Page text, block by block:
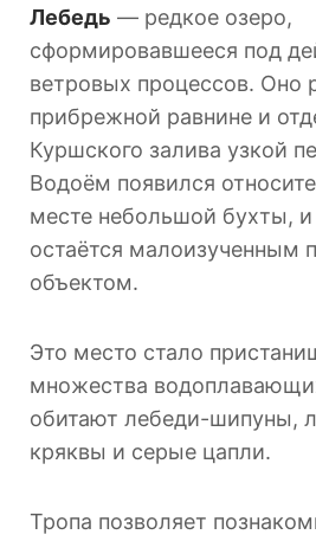
Лебедь — редкое озеро,
сформировавшееся под
ветровых процессов. Оно
прибрежной равнине и
Куршского залива узкой
Водоём появился
месте небольшой бухты,
остаётся малоизученным
объектом.
Это место стало
множества
обитают лебеди-шипуны,
кряквы и серые цапли.
Тропа позволяет